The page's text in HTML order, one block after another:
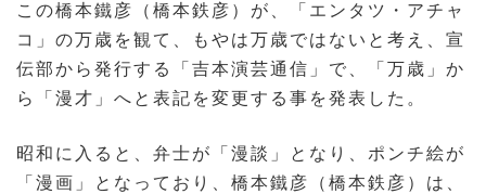
この橋本鐵彦（橋本鉄彦）が、「エンタツ・アチャ
コ」の万歳を観て、もやは万歳ではないと考え、宣
伝部から発行する「吉本演芸通信」で、「万歳」か
ら「漫才」へと表記を変更する事を発表した。
昭和に入ると、弁士が「漫談」となり、ポンチ絵が
「漫画」となっており、橋本鐵彦（橋本鉄彦）は、